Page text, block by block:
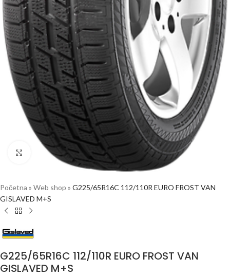
Click to enlarge
Početna » Web shop » G225/65R16C 112/110R EURO FROST VAN
GISLAVED M+S
G225/65R16C 112/110R EURO FROST VAN
GISLAVED M+S